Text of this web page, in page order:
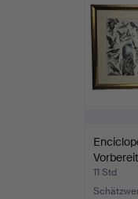
11 Std